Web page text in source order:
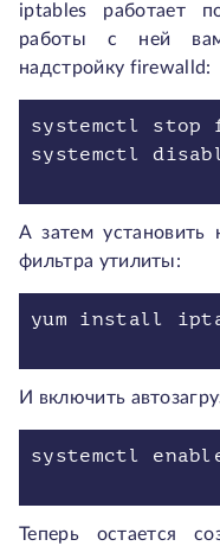
iptables работает
работы с ней
надстройку firewalld:
systemctl stop
А затем установить
фильтра утилиты:
И включить
Теперь остается